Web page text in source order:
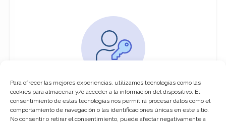
Para ofrecer las mejores experiencias, utilizamos tecnologías como las
cookies para almacenar y/o acceder a la información del dispositivo. El
consentimiento de estas tecnologías nos permitirá procesar datos como el
comportamiento de navegación o las identificaciones únicas en este sitio.
No consentir o retirar el consentimiento, puede afectar negativamente a
You must be logged in to access this
course
This course is only available for registered